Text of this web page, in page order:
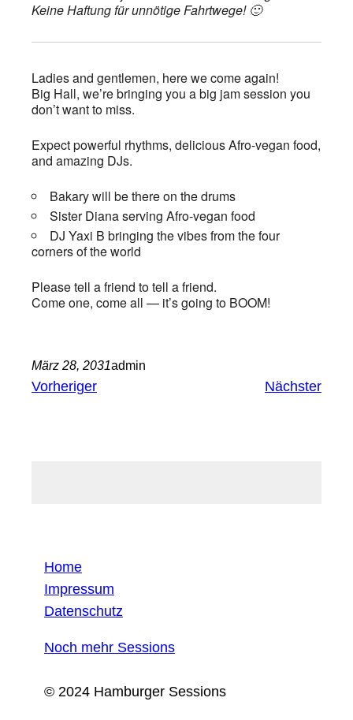
Keine Haftung für unnötige Fahrtwege! 🙂
Ladies and gentlemen, here we come again!
Big Hall, we’re bringing you a big jam session you
don’t want to miss.
Expect powerful rhythms, delicious Afro-vegan food,
and amazing DJs.
Bakary will be there on the drums
Sister Diana serving Afro-vegan food
DJ Yaxi B bringing the vibes from the four
corners of the world
Please tell a friend to tell a friend.
Come one, come all — it’s going to BOOM!
März 28, 2031admin
Vorheriger Nächster
Home
Impressum
Datenschutz
Noch mehr Sessions
© 2024 Hamburger Sessions